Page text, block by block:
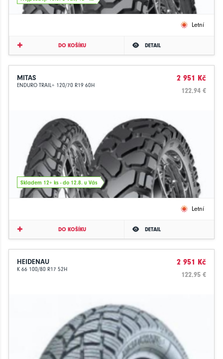
Letní
DO KOŠÍKU DETAIL
MITAS
ENDURO TRAIL+ 120/70 R19 60H
2 951 Kč
122.94 €
Skladem 12+ ks - do 12.8. u Vás
Letní
DO KOŠÍKU DETAIL
HEIDENAU
K 66 100/80 R17 52H
2 951 Kč
122.95 €